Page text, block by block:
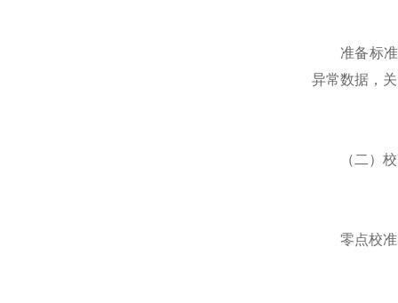
准备标准设
异常数据，
（二）校
零点校准：